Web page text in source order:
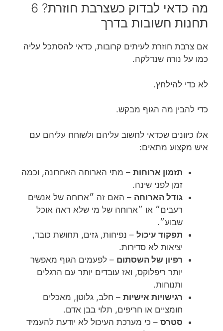
מה כדאי לבדוק כשצרבת חוזרת? 6
תחנות חשובות בדרך
אם צרבת חוזרת לעיתים קרובות, כדאי להסתכל עליה
כמו על נורה שנדלקה.
לא כדי להילחץ.
כדי להבין מה הגוף מבקש.
אלו כיוונים שכדאי לחשוב עליהם ולשוחח עליהם עם
איש מקצוע מתאים:
תזמון ארוחות – מתי הארוחה האחרונה, וכמה
זמן לפני שינה.
גודל הארוחה – האם זה ״ארוחה של אנשים
רעבים״ או ״ארוחה של מי שלא ראה אוכל
שבוע״.
תפקוד עיכול – נפיחות, גזים, תחושת כובד,
יציאות לא סדירות.
רפיון של השסתום – לפעמים הגוף מאפשר
יותר ריפלוקס, ואז עובדים יותר עם הרגלים
ותנוחות.
רגישויות אישיות – חלב, גלוטן, מאכלים
חומציים או חריפים, תלוי בבן אדם.
סטרס – כי מערכת העיכול לא יודעת להעמיד